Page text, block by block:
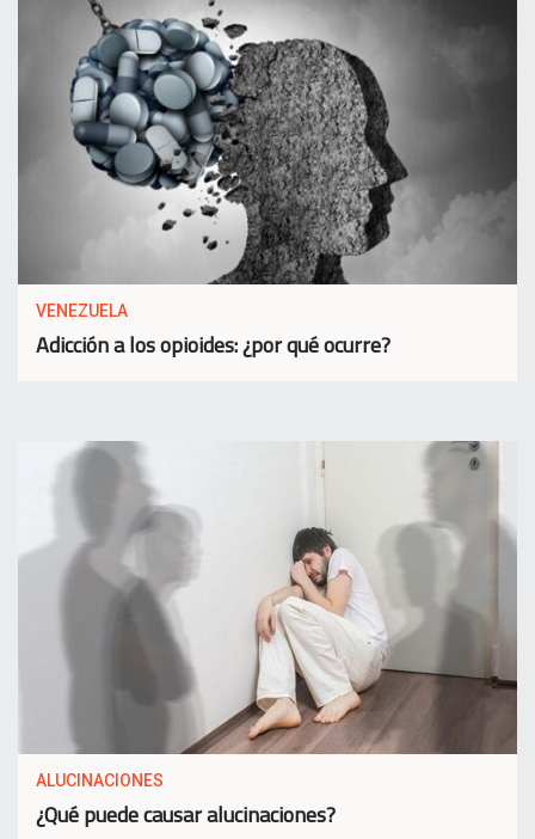
VENEZUELA
Adicción a los opioides: ¿por qué ocurre?
ALUCINACIONES
¿Qué puede causar alucinaciones?